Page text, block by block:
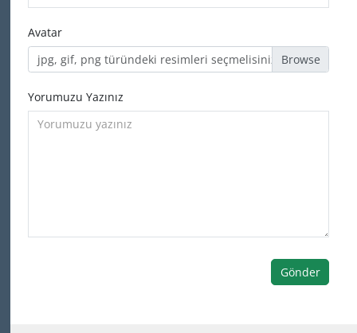
Avatar
jpg, gif, png türündeki resimleri seçmelisiniz
Yorumuzu Yazınız
Gönder